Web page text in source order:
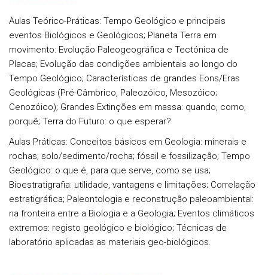
Aulas Teórico-Práticas: Tempo Geológico e principais
eventos Biológicos e Geológicos; Planeta Terra em
movimento: Evolução Paleogeográfica e Tectónica de
Placas; Evolução das condições ambientais ao longo do
Tempo Geológico; Características de grandes Eons/Eras
Geológicas (Pré-Câmbrico, Paleozóico, Mesozóico;
Cenozóico); Grandes Extinções em massa: quando, como,
porquê; Terra do Futuro: o que esperar?
Aulas Práticas: Conceitos básicos em Geologia: minerais e
rochas; solo/sedimento/rocha; fóssil e fossilização; Tempo
Geológico: o que é, para que serve, como se usa;
Bioestratigrafia: utilidade, vantagens e limitações; Correlação
estratigráfica; Paleontologia e reconstrução paleoambiental:
na fronteira entre a Biologia e a Geologia; Eventos climáticos
extremos: registo geológico e biológico; Técnicas de
laboratório aplicadas as materiais geo-biológicos.